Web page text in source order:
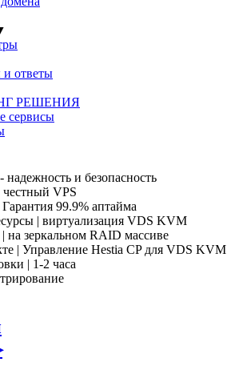
ответы
РЕШЕНИЯ
сервисы
и безопасность
честный VPS
Гарантия 99.9% аптайма
| виртуализация VDS KVM
| на зеркальном RAID массиве
| Управление Hestia CP для VDS KVM
| 1-2 часа